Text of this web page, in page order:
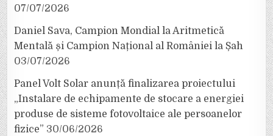
07/07/2026
Daniel Sava, Campion Mondial la Aritmetică
Mentală și Campion Național al României la Șah
03/07/2026
Panel Volt Solar anunță finalizarea proiectului
„Instalare de echipamente de stocare a energiei
produse de sisteme fotovoltaice ale persoanelor
fizice” 30/06/2026